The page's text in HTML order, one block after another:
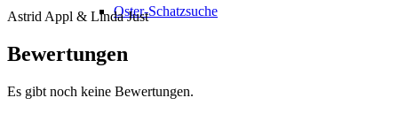
Oster-Schatzsuche
Astrid Appl & Linda Just
Bewertungen
Es gibt noch keine Bewertungen.